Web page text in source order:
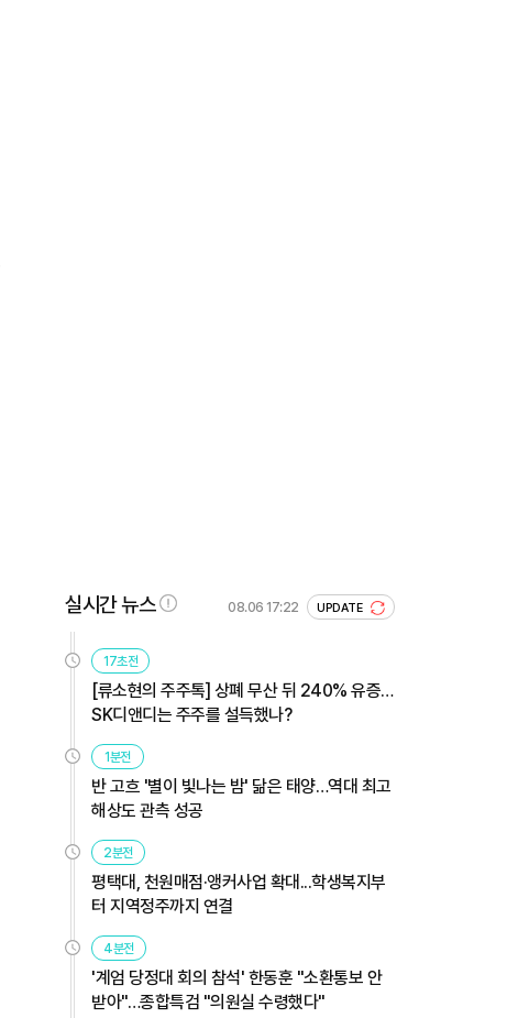
실시간 뉴스 08.06 17:22 UPDATE
17초전
[류소현의 주주톡] 상폐 무산 뒤 240% 유증…
SK디앤디는 주주를 설득했나?
1분전
반 고흐 '별이 빛나는 밤' 닮은 태양…역대 최고
해상도 관측 성공
2분전
평택대, 천원매점·앵커사업 확대...학생복지부
터 지역정주까지 연결
4분전
'계엄 당정대 회의 참석' 한동훈 "소환통보 안
받아"…종합특검 "의원실 수령했다"